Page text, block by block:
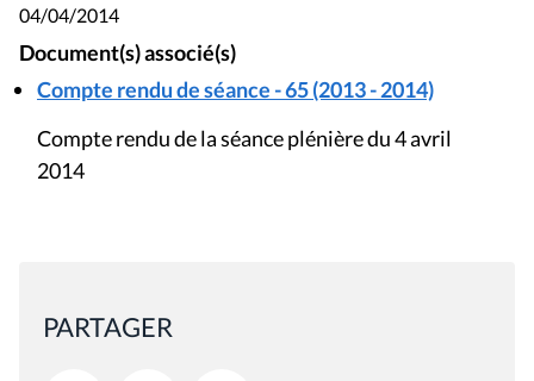
04/04/2014
Document(s) associé(s)
Compte rendu de séance - 65 (2013 - 2014)
Compte rendu de la séance plénière du 4 avril
2014
PARTAGER